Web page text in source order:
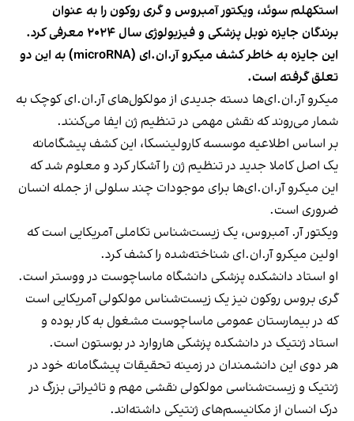
استکهلم سوئد، ویکتور آمبروس و گری روکون را به عنوان
برندگان جایزه نوبل پزشکی و فیزیولوژی سال ۲۰۲۴ معرفی کرد.
این‌ جایزه به خاطر کشف میکرو آر‌‌.ان‌.ای (microRNA) به این دو
تعلق گرفته است.
میکرو آر.ان‌.ای‌ها دسته جدیدی از مولکول‌های آر.ان‌.ای کوچک به
شمار می‌روند که نقش مهمی در تنظیم ژن ایفا می‌کنند.
بر اساس اطلاعیه موسسه کارولینسکا، این کشف پیشگامانه
یک اصل کاملا جدید در تنظیم ژن را آشکار کرد و معلوم شد که
این میکرو آر.ان‌.ای‌ها برای موجودات چند سلولی از جمله انسان
ضروری است.
ویکتور آر. آمبروس، یک زیست‌شناس تکاملی آمریکایی است که
اولین میکرو آر.ان.ای شناخته‌شده را کشف کرد.
او استاد دانشکده پزشکی دانشگاه ماساچوست در ووستر است.
گری بروس روکون نیز یک زیست‌شناس مولکولی آمریکایی است
که در بیمارستان عمومی ماساچوست مشغول به کار بوده و
استاد ژنتیک در دانشکده پزشکی هاروارد در بوستون است.
هر دوی این دانشمندان در زمینه تحقیقات پیشگامانه خود در
ژنتیک و زیست‌شناسی مولکولی نقشی مهم و تاثیراتی بزرگ در
درک انسان از مکانیسم‌های ژنتیکی داشته‌اند.